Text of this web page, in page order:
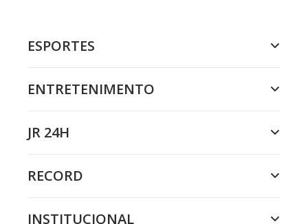
ESPORTES
ENTRETENIMENTO
JR 24H
RECORD
INSTITUCIONAL